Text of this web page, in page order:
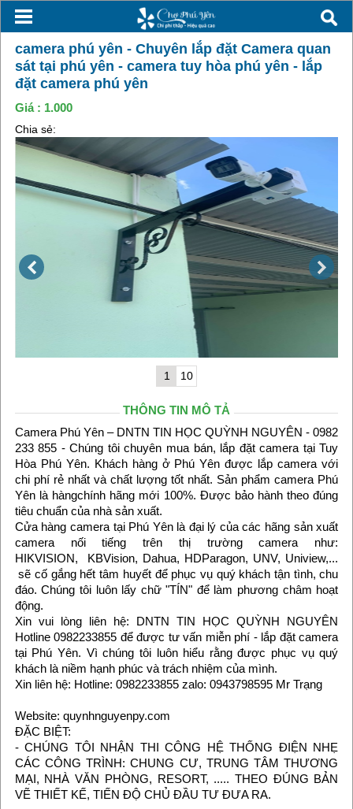
camera phú yên - Chuyên lắp đặt Camera quan
sát tại phú yên - camera tuy hòa phú yên - lắp
đặt camera phú yên
Giá : 1.000
Chia sẻ:
1 10
THÔNG TIN MÔ TẢ
Camera Phú Yên – DNTN TIN HỌC QUỲNH NGUYÊN - 0982
233 855 - Chúng tôi chuyên mua bán, lắp đặt camera tại Tuy
Hòa Phú Yên. Khách hàng ở Phú Yên được lắp camera với
chi phí rẻ nhất và chất lượng tốt nhất. Sản phẩm camera Phú
Yên là hàngchính hãng mới 100%. Được bảo hành theo đúng
tiêu chuẩn của nhà sản xuất.
Cửa hàng camera tại Phú Yên là đại lý của các hãng sản xuất
camera nối tiếng trên thị trường camera như:
HIKVISION, KBVision, Dahua, HDParagon, UNV, Uniview,...
sẽ cố gắng hết tâm huyết để phục vụ quý khách tận tình, chu
đáo. Chúng tôi luôn lấy chữ "TÍN" để làm phương châm hoạt
động.
Xin vui lòng liên hệ: DNTN TIN HỌC QUỲNH NGUYÊN
Hotline 0982233855 để được tư vấn miễn phí - lắp đặt camera
tại Phú Yên. Vì chúng tôi luôn hiểu rằng được phục vụ quý
khách là niềm hạnh phúc và trách nhiệm của mình.
Xin liên hệ: Hotline: 0982233855 zalo: 0943798595 Mr Trạng
Website: quynhnguyenpy.com
ĐẶC BIỆT:
- CHÚNG TÔI NHẬN THI CÔNG HỆ THỐNG ĐIỆN NHẸ
CÁC CÔNG TRÌNH: CHUNG CƯ, TRUNG TÂM THƯƠNG
MẠI, NHÀ VĂN PHÒNG, RESORT, ..... THEO ĐÚNG BẢN
VẼ THIẾT KẾ, TIẾN ĐỘ CHỦ ĐẦU TƯ ĐƯA RA.